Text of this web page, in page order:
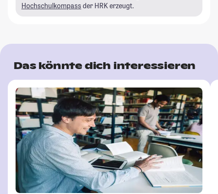
Hochschulkompass der HRK erzeugt.
Das könnte dich interessieren